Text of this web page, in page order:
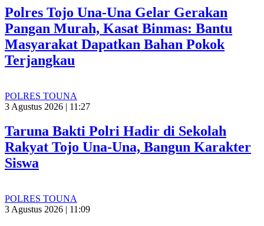
Polres Tojo Una-Una Gelar Gerakan
Pangan Murah, Kasat Binmas: Bantu
Masyarakat Dapatkan Bahan Pokok
Terjangkau
POLRES TOUNA
3 Agustus 2026 | 11:27
Taruna Bakti Polri Hadir di Sekolah
Rakyat Tojo Una-Una, Bangun Karakter
Siswa
POLRES TOUNA
3 Agustus 2026 | 11:09